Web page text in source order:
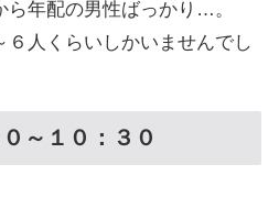
ら年配の男性ばっかり…。
人くらいしかいませんでし
～１０：３０